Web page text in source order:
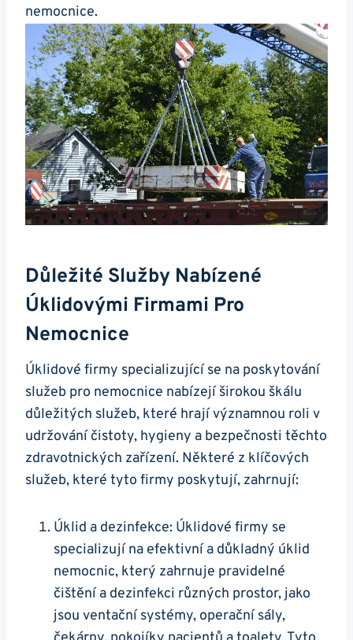
nemocnice.
Důležité Služby Nabízené
Úklidovými Firmami Pro
Nemocnice
Úklidové firmy specializující se na poskytování
služeb pro nemocnice nabízejí širokou škálu
důležitých služeb, které hrají významnou roli v
udržování čistoty, hygieny a bezpečnosti těchto
zdravotnických zařízení. Některé z klíčových
služeb, které tyto firmy poskytují, zahrnují:
Úklid a dezinfekce: Úklidové firmy se
specializují na efektivní a důkladný úklid
nemocnic, který zahrnuje pravidelné
čištění a dezinfekci různých prostor, jako
jsou ventační systémy, operační sály,